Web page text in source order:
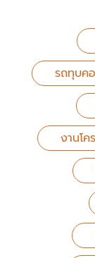
รถทุบค
งานโค